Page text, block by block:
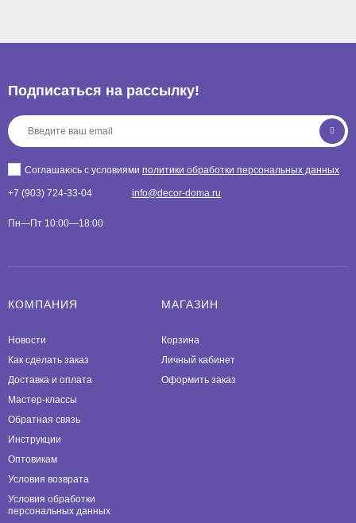
Подписаться на рассылкy!
Соглашаюсь с условиями политики обработки персональных данных
+7 (903) 724-33-04 info@decor-doma.ru
Пн—Пт 10:00—18:00
КОМПАНИЯ
Новости
Как сделать заказ
Доставка и оплата
Мастер-классы
Обратная связь
Инструкции
Оптовикам
Условия возврата
Условия обработки
персональных данных
МАГАЗИН
Корзина
Личный кабинет
Оформить заказ